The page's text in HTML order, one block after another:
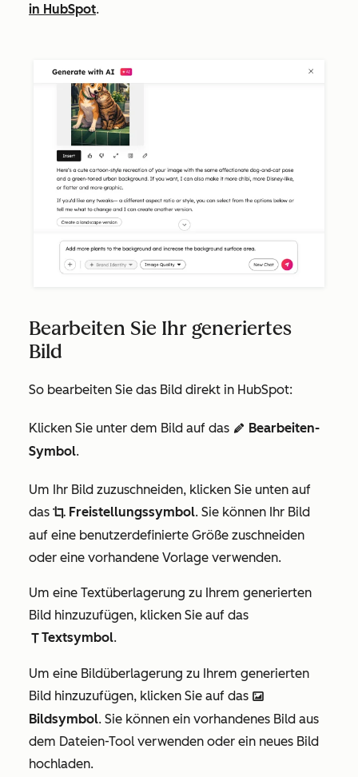
in HubSpot.
Bearbeiten Sie Ihr generiertes
Bild
So bearbeiten Sie das Bild direkt in HubSpot:
Klicken Sie unter dem Bild auf das edit AdA Bearbeiten-
Symbol.
Um Ihr Bild zuzuschneiden, klicken Sie unten auf
das cropIcon Freistellungssymbol. Sie können Ihr Bild
auf eine benutzerdefinierte Größe zuschneiden
oder eine vorhandene Vorlage verwenden.
Um eine Textüberlagerung zu Ihrem generierten
Bild hinzuzufügen, klicken Sie auf das
textIconTextsymbol.
Um eine Bildüberlagerung zu Ihrem generierten
Bild hinzuzufügen, klicken Sie auf das insertImageIcon
Bildsymbol. Sie können ein vorhandenes Bild aus
dem Dateien-Tool verwenden oder ein neues Bild
hochladen.